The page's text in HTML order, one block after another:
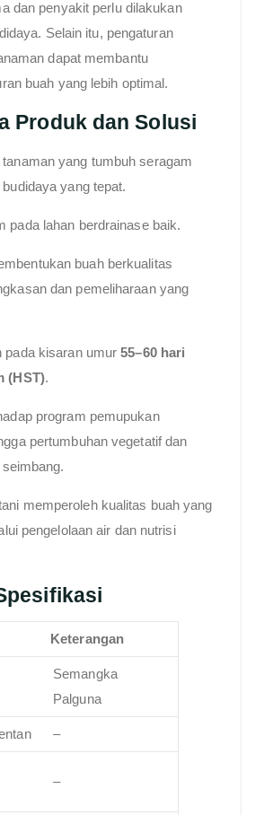
dan penyakit perlu dilakukan
Selain itu, pengaturan
dapat membantu
buah yang lebih optimal.
Produk dan Solusi
yang tumbuh seragam
yang tepat.
pada lahan berdrainase baik.
buah berkualitas
dan pemeliharaan yang
pada kisaran umur55–60 hari
(HST).
program pemupukan
pertumbuhan vegetatif dan
memperoleh kualitas buah yang
pengelolaan air dan nutrisi
Keterangan
Semangka
Palguna
–
–